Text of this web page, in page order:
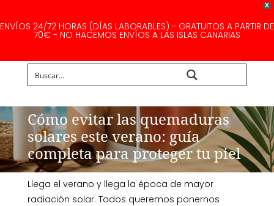
X
ENVÍOS 24/72 HORAS (DÍAS LABORABLES) - GRATUITOS A PARTIR DE
70€ - NO HACEMOS ENVÍOS A LAS ISLAS CANARIAS
Cómo evitar las quemaduras
solares este verano: guía
completa para proteger tu piel
Llega el verano y llega la época de mayor
radiación solar. Todos queremos ponernos